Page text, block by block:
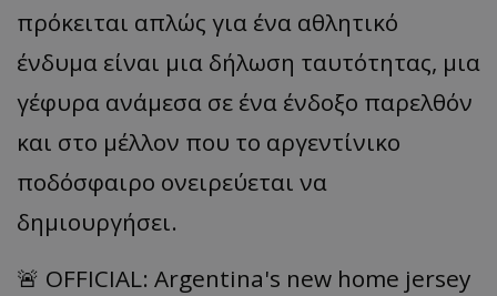
πρόκειται απλώς για ένα αθλητικό
ένδυμα είναι μια δήλωση ταυτότητας, μια
γέφυρα ανάμεσα σε ένα ένδοξο παρελθόν
και στο μέλλον που το αργεντίνικο
ποδόσφαιρο ονειρεύεται να
δημιουργήσει.
🚨 OFFICIAL: Argentina's new home jersey